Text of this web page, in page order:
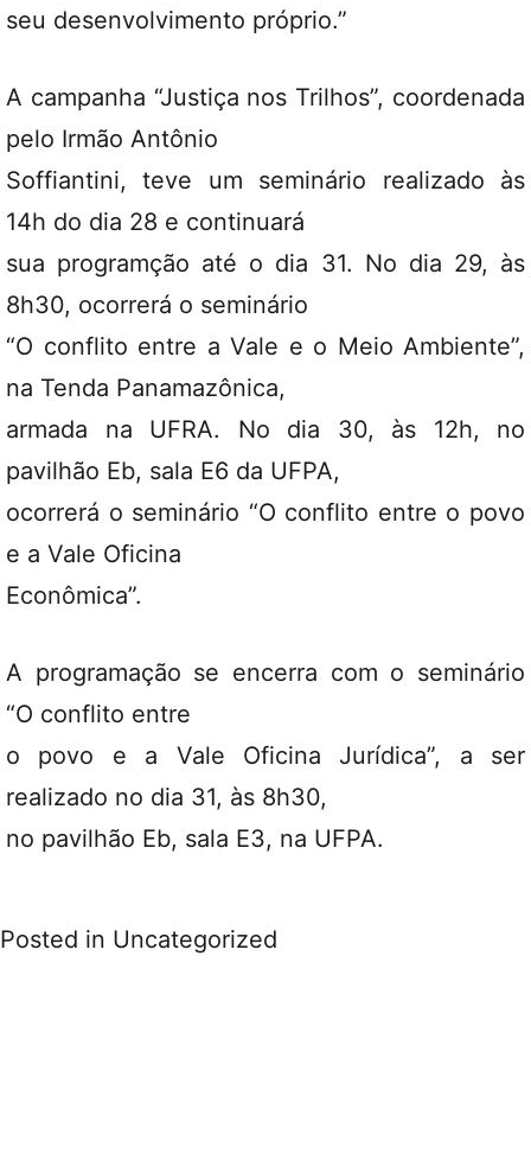
seu desenvolvimento próprio.”
A campanha “Justiça nos Trilhos”, coordenada
pelo Irmão Antônio
Soffiantini, teve um seminário realizado às
14h do dia 28 e continuará
sua programção até o dia 31. No dia 29, às
8h30, ocorrerá o seminário
“O conflito entre a Vale e o Meio Ambiente”,
na Tenda Panamazônica,
armada na UFRA. No dia 30, às 12h, no
pavilhão Eb, sala E6 da UFPA,
ocorrerá o seminário “O conflito entre o povo
e a Vale Oficina
Econômica”.
A programação se encerra com o seminário
“O conflito entre
o povo e a Vale Oficina Jurídica”, a ser
realizado no dia 31, às 8h30,
no pavilhão Eb, sala E3, na UFPA.
Posted in Uncategorized